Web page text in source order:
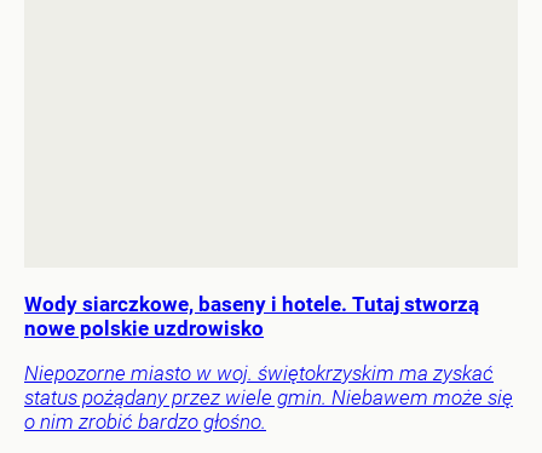
Wody siarczkowe, baseny i hotele. Tutaj stworzą
nowe polskie uzdrowisko
Niepozorne miasto w woj. świętokrzyskim ma zyskać
status pożądany przez wiele gmin. Niebawem może się
o nim zrobić bardzo głośno.